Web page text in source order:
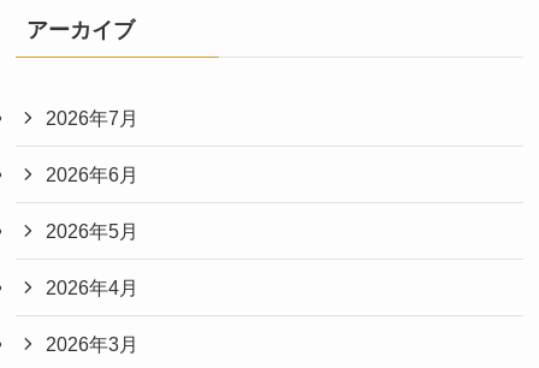
アーカイブ
2026年7月
2026年6月
2026年5月
2026年4月
2026年3月